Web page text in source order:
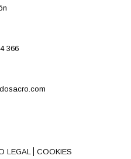
366
LEGAL COOKIES